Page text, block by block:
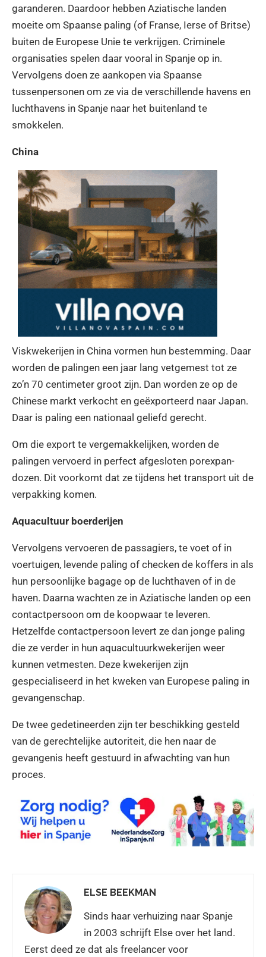
garanderen. Daardoor hebben Aziatische landen
moeite om Spaanse paling (of Franse, Ierse of Britse)
buiten de Europese Unie te verkrijgen. Criminele
organisaties spelen daar vooral in Spanje op in.
Vervolgens doen ze aankopen via Spaanse
tussenpersonen om ze via de verschillende havens en
luchthavens in Spanje naar het buitenland te
smokkelen.
China
Viskwekerijen in China vormen hun bestemming. Daar
worden de palingen een jaar lang vetgemest tot ze
zo’n 70 centimeter groot zijn. Dan worden ze op de
Chinese markt verkocht en geëxporteerd naar Japan.
Daar is paling een nationaal geliefd gerecht.
Om die export te vergemakkelijken, worden de
palingen vervoerd in perfect afgesloten porexpan-
dozen. Dit voorkomt dat ze tijdens het transport uit de
verpakking komen.
Aquacultuur boerderijen
Vervolgens vervoeren de passagiers, te voet of in
voertuigen, levende paling of checken de koffers in als
hun persoonlijke bagage op de luchthaven of in de
haven. Daarna wachten ze in Aziatische landen op een
contactpersoon om de koopwaar te leveren.
Hetzelfde contactpersoon levert ze dan jonge paling
die ze verder in hun aquacultuurkwekerijen weer
kunnen vetmesten. Deze kwekerijen zijn
gespecialiseerd in het kweken van Europese paling in
gevangenschap.
De twee gedetineerden zijn ter beschikking gesteld
van de gerechtelijke autoriteit, die hen naar de
gevangenis heeft gestuurd in afwachting van hun
proces.
ELSE BEEKMAN
Sinds haar verhuizing naar Spanje
in 2003 schrijft Else over het land.
Eerst deed ze dat als freelancer voor